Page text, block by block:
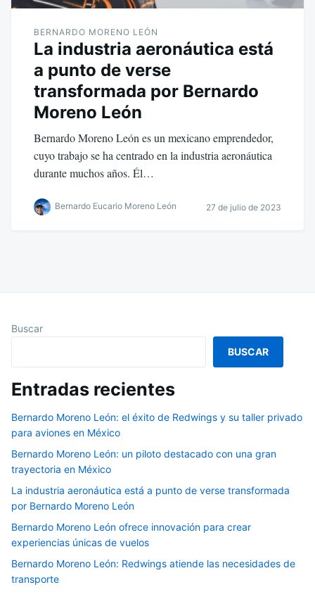
BERNARDO MORENO LEÓN
La industria aeronáutica está
a punto de verse
transformada por Bernardo
Moreno León
Bernardo Moreno León es un mexicano emprendedor,
cuyo trabajo se ha centrado en la industria aeronáutica
durante muchos años. Él…
Bernardo Eucario Moreno León 27 de julio de 2023
Buscar
BUSCAR
Entradas recientes
Bernardo Moreno León: el éxito de Redwings y su taller privado
para aviones en México
Bernardo Moreno León: un piloto destacado con una gran
trayectoria en México
La industria aeronáutica está a punto de verse transformada
por Bernardo Moreno León
Bernardo Moreno León ofrece innovación para crear
experiencias únicas de vuelos
Bernardo Moreno León: Redwings atiende las necesidades de
transporte